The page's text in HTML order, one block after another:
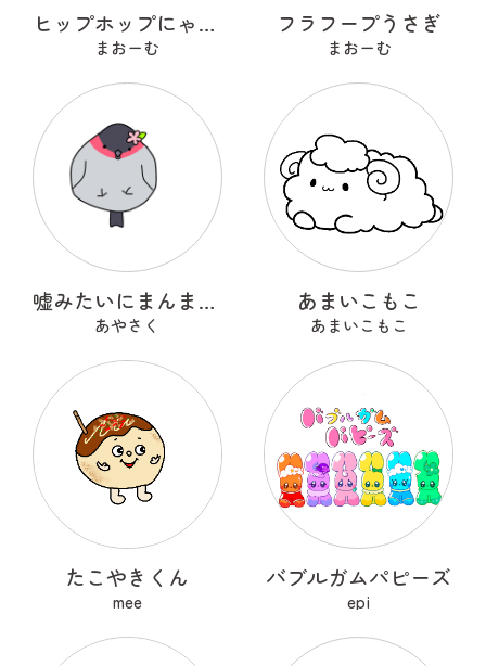
ヒップホップにゃんこ
まおーむ
フラフープうさぎ
まおーむ
嘘みたいにまんまるなウソ
あやさく
あまいこもこ
あまいこもこ
たこやきくん
mee
バブルガムパピーズ
epi